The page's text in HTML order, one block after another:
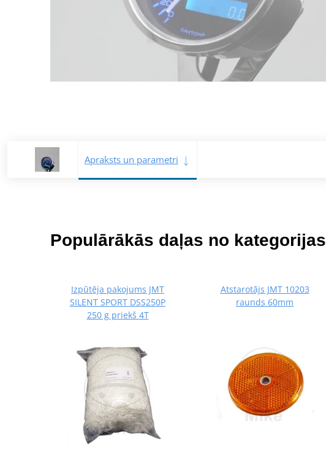
Apraksts un parametri
Populārākās daļas no kategorijas
Izpūtēja pakojums JMT
SILENT SPORT DSS250P
250 g priekš 4T
Atstarotājs JMT 10203
raunds 60mm